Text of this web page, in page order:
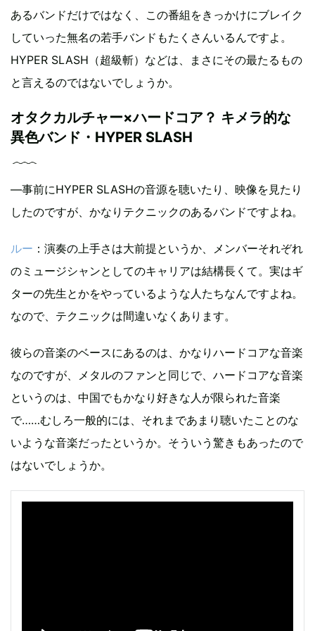
あるバンドだけではなく、この番組をきっかけにブレイク
していった無名の若手バンドもたくさんいるんですよ。
HYPER SLASH（超級斬）などは、まさにその最たるもの
と言えるのではないでしょうか。
オタクカルチャー×ハードコア？ キメラ的な
異色バンド・HYPER SLASH
―事前にHYPER SLASHの音源を聴いたり、映像を見たり
したのですが、かなりテクニックのあるバンドですよね。
ルー ：演奏の上手さは大前提というか、メンバーそれぞれ
のミュージシャンとしてのキャリアは結構長くて。実はギ
ターの先生とかをやっているような人たちなんですよね。
なので、テクニックは間違いなくあります。
彼らの音楽のベースにあるのは、かなりハードコアな音楽
なのですが、メタルのファンと同じで、ハードコアな音楽
というのは、中国でもかなり好きな人が限られた音楽
で……むしろ一般的には、それまであまり聴いたことのな
いような音楽だったというか。そういう驚きもあったので
はないでしょうか。